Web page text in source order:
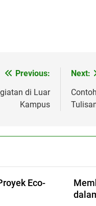
Previous:
di Luar
Kampus
Next:
Eco-